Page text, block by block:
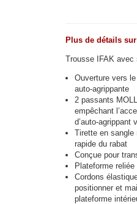
Plus de détails
Trousse IFAK avec
Ouverture vers
auto-agrippante
2 passants
empêchant
d’auto-agrippant
Tirette en sangle
rapide du rabat
Conçue pour
Plateforme
Cordons
positionner et
plateforme